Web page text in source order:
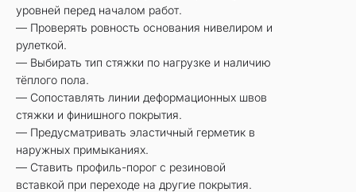
уровней перед началом работ.
— Проверять ровность основания нивелиром и
рулеткой.
— Выбирать тип стяжки по нагрузке и наличию
тёплого пола.
— Сопоставлять линии деформационных швов
стяжки и финишного покрытия.
— Предусматривать эластичный герметик в
наружных примыканиях.
— Ставить профиль-порог с резиновой
вставкой при переходе на другие покрытия.